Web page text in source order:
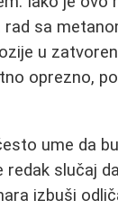
sa
u
oprezno,
ume da
redak slučaj
izbuši